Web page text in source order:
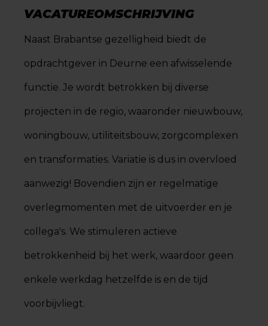
VACATUREOMSCHRIJVING
Naast Brabantse gezelligheid biedt de
opdrachtgever in Deurne een afwisselende
functie. Je wordt betrokken bij diverse
projecten in de regio, waaronder nieuwbouw,
woningbouw, utiliteitsbouw, zorgcomplexen
en transformaties. Variatie is dus in overvloed
aanwezig! Bovendien zijn er regelmatige
overlegmomenten met de uitvoerder en je
collega's. We stimuleren actieve
betrokkenheid bij het werk, waardoor geen
enkele werkdag hetzelfde is en de tijd
voorbijvliegt.